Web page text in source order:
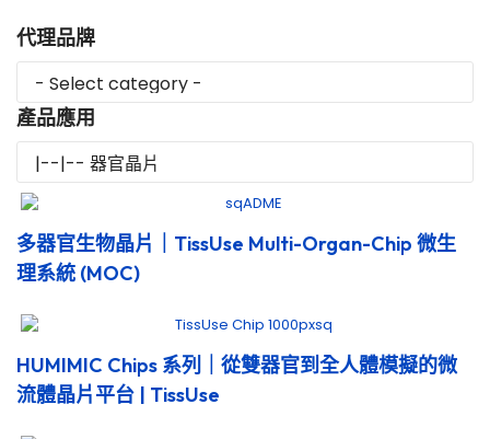
代理品牌
產品應用
多器官生物晶片｜TissUse Multi-Organ-Chip 微生
理系統 (MOC)
HUMIMIC Chips 系列｜從雙器官到全人體模擬的微
流體晶片平台 | TissUse